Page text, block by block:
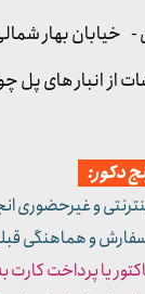
- خیابان بهار
دکور:
و غیرحضوری
و هماهنگی
یا پرداخت کارت
از انبار های پل